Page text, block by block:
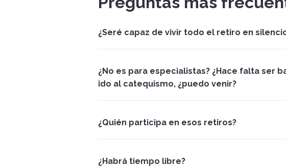
¿Seré capaz de vivir todo el retiro en
¿No es para especialistas? ¿Hace falta ser
ido al catequismo, ¿puedo venir?
¿Quién participa en esos retiros?
¿Habrá tiempo libre?